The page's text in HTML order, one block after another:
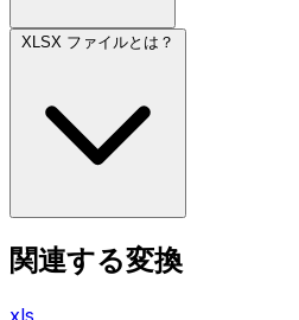
XLSX ファイルとは？
関連する変換
xls